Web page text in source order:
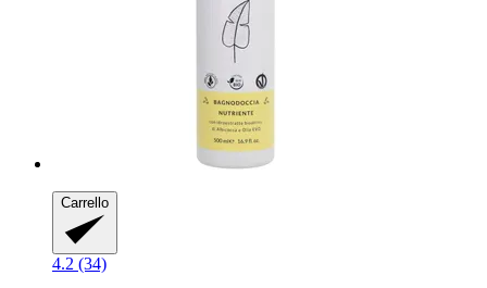
Carrello
4.2 (34)